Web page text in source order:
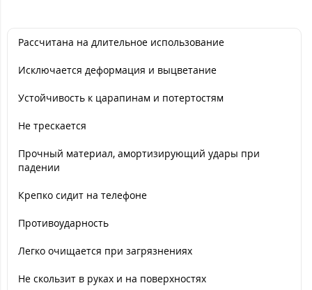
Рассчитана на длительное использование
Исключается деформация и выцветание
Устойчивость к царапинам и потертостям
Не трескается
Прочный материал, амортизирующий удары при
падении
Крепко сидит на телефоне
Противоударность
Легко очищается при загрязнениях
Не скользит в руках и на поверхностях